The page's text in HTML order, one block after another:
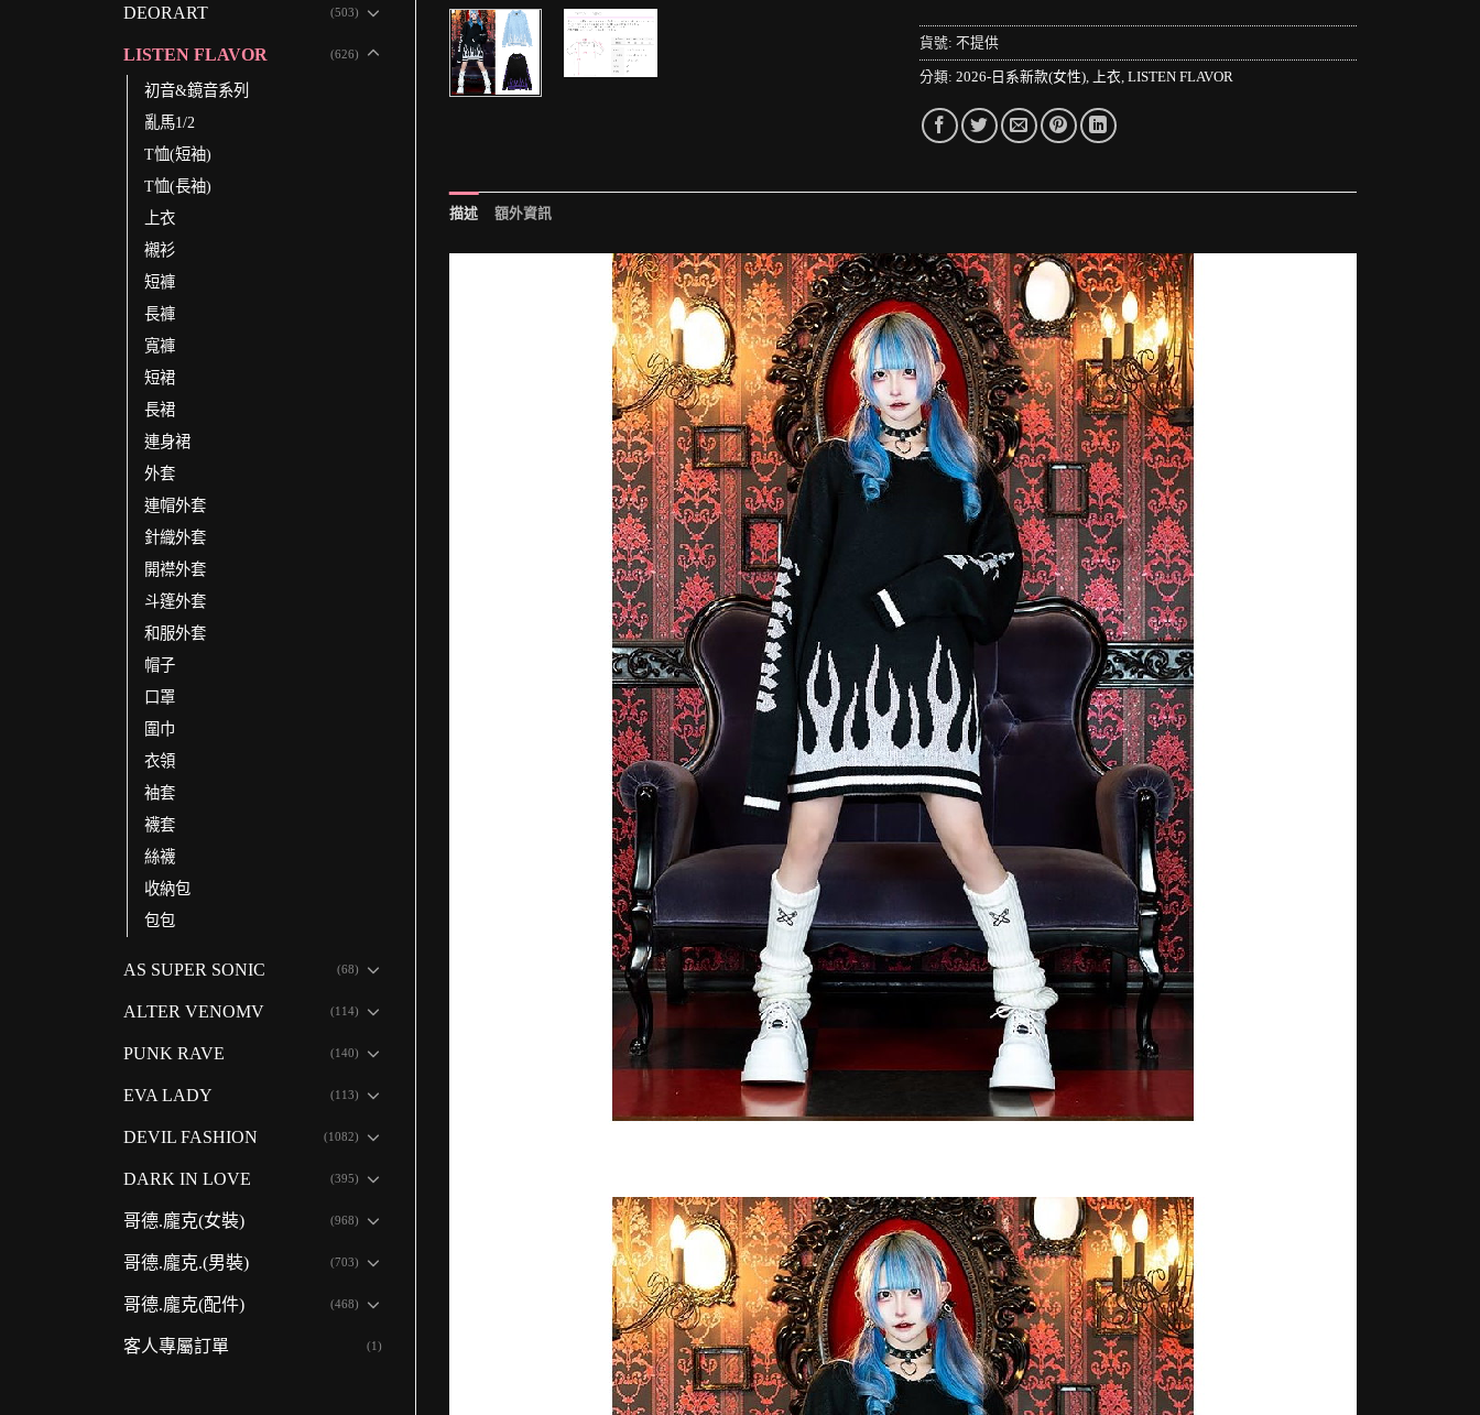
DEORART (503)
LISTEN FLAVOR (626)
初音&鏡音系列
亂馬1/2
T恤(短袖)
T恤(長袖)
上衣
襯衫
短褲
長褲
寬褲
短裙
長裙
連身裙
外套
連帽外套
針織外套
開襟外套
斗篷外套
和服外套
帽子
口罩
圍巾
衣領
袖套
襪套
絲襪
收納包
包包
AS SUPER SONIC (68)
ALTER VENOMV (114)
PUNK RAVE (140)
EVA LADY (113)
DEVIL FASHION (1082)
DARK IN LOVE (395)
哥德.龐克(女裝) (968)
哥德.龐克.(男裝) (703)
哥德.龐克(配件) (468)
客人專屬訂單 (1)
貨號: 不提供
分類: 2026-日系新款(女性) 上衣 LISTEN FLAVOR
描述 額外資訊